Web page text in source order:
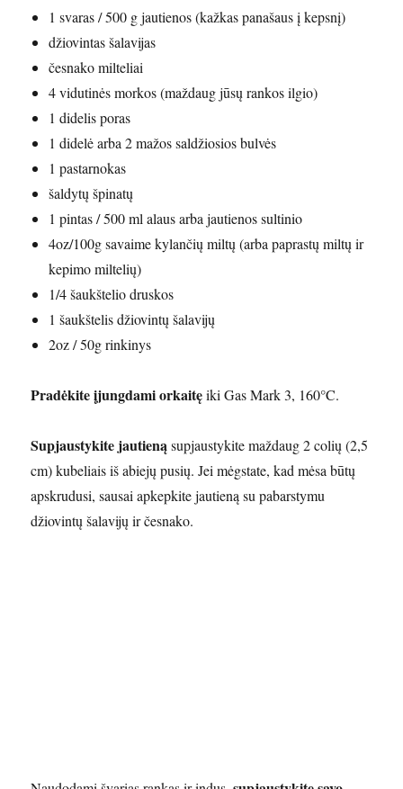
1 svaras / 500 g jautienos (kažkas panašaus į kepsnį)
džiovintas šalavijas
česnako milteliai
4 vidutinės morkos (maždaug jūsų rankos ilgio)
1 didelis poras
1 didelė arba 2 mažos saldžiosios bulvės
1 pastarnokas
šaldytų špinatų
1 pintas / 500 ml alaus arba jautienos sultinio
4oz/100g savaime kylančių miltų (arba paprastų miltų ir
kepimo miltelių)
1/4 šaukštelio druskos
1 šaukštelis džiovintų šalavijų
2oz / 50g rinkinys
Pradėkite įjungdami orkaitęiki Gas Mark 3, 160°C.
Supjaustykite jautienąsupjaustykite maždaug 2 colių (2,5
cm) kubeliais iš abiejų pusių. Jei mėgstate, kad mėsa būtų
apskrudusi, sausai apkepkite jautieną su pabarstymu
džiovintų šalavijų ir česnako.